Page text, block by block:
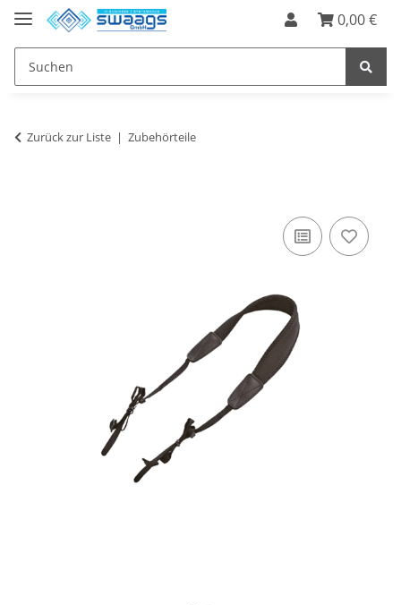
0,00 €
Zurück zur Liste Zubehörteile